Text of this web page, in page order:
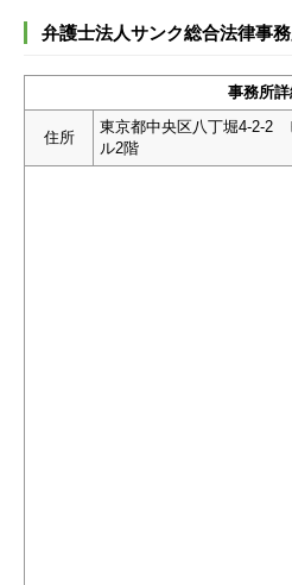
弁護士法人サンク総合法律事
事務所詳
住所
東京都中央区八丁堀4-2-2
ル2階